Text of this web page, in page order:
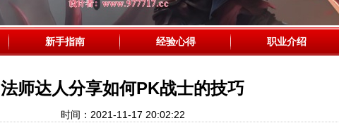
新手指南 经验心得 职业介绍
法师达人分享如何PK战士的技巧
时间：2021-11-17 20:02:22